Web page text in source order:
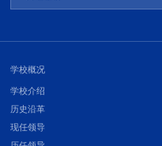
学校概况
学校介绍
历史沿革
现任领导